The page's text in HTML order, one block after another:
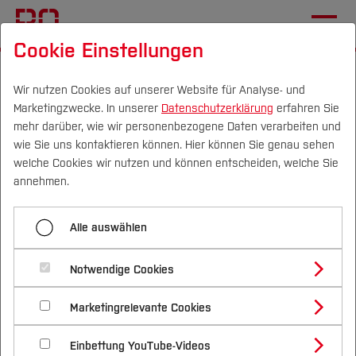
Campus Personen DE|EN Quicklinks
Studium
Studienangebote
Bachelorstudiengänge
Masterstudiengänge
Vor dem Studium
Bewerben & Einschreiben
Bewerbungsportal
Im Studium
Studienbüros und Prüfungen
Nach dem Studium
Forschung & Transfer
Profil
Forschungs- und Transferprofil
Schwerpunkte (FuT)
Beratung & Förderung
Nachhaltigkeit
Nachhaltigkeit studieren
International
Einrichtungen
Menü aufklappen
Kollegium
Lehrbeauftragte
Einrichtungen
Labore und Einrichtungen
Labor für Geoinformatik
Labor für Geovisualisierung - GeoVisLab
Cookie Einstellungen
Wir nutzen Cookies auf unserer Website für Analyse- und
Marketingzwecke. In unserer Datenschutzerklärung erfahren Sie
mehr darüber, wie wir personenbezogene Daten verarbeiten und
wie Sie uns kontaktieren können. Hier können Sie genau sehen
welche Cookies wir nutzen und können entscheiden, welche Sie
annehmen.
Alle auswählen
Notwendige Cookies
Marketingrelevante Cookies
Einbettung YouTube-Videos